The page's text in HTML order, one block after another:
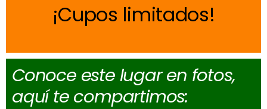
Cupos limitados
Conoce este lugar en fotos,
aquí te compartimos: